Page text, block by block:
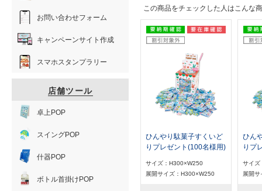
この商品をチェックした人はこんな
ひんやり駄菓子すくいど
りプレゼント(100名様用)
サイズ：H300×W250
展開サイズ：H300×W250
ひん
りプ
サイズ
展開
お問い合わせフォーム
キャンペーンサイト作成
スマホスタンプラリー
店舗ツール
卓上POP
スイングPOP
什器POP
ボトル首掛けPOP